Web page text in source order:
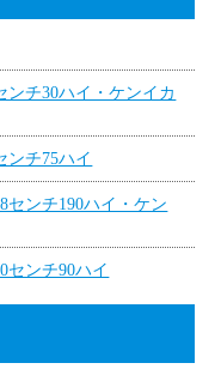
ンチ30ハイ・ケンイカ
ンチ75ハイ
センチ190ハイ・ケン
センチ90ハイ